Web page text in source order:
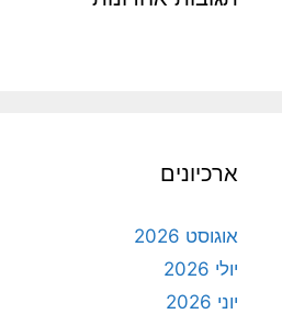
ארכיונים
אוגוסט 2026
יולי 2026
יוני 2026